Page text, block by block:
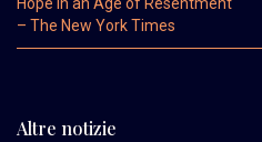
– The New York Times
Altre notizie